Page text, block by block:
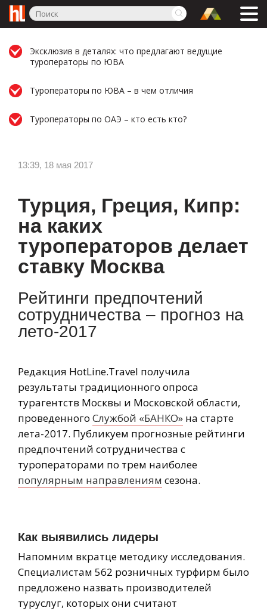
Эксклюзив в деталях: что предлагают ведущие
туроператоры по ЮВА
Туроператоры по ЮВА – в чем отличия
Туроператоры по ОАЭ – кто есть кто?
13:39, 18 мая 2017
Турция, Греция, Кипр:
на каких
туроператоров делает
ставку Москва
Рейтинги предпочтений
сотрудничества – прогноз на
лето-2017
Редакция HotLine.Travel получила
результаты традиционного опроса
турагентств Москвы и Московской области,
проведенного Службой «БАНКО» на старте
лета-2017. Публикуем прогнозные рейтинги
предпочтений сотрудничества с
туроператорами по трем наиболее
популярным направлениям сезона.
Как выявились лидеры
Напомним вкратце методику исследования.
Специалистам 562 розничных турфирм было
предложено назвать производителей
туруслуг, которых они считают